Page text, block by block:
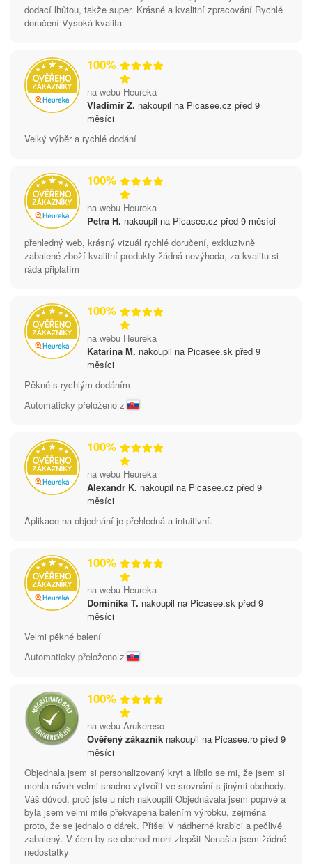
dodací lhůtou, takže super. Krásné a kvalitní zpracování Rychlé
doručení Vysoká kvalita
100%
na webu Heureka
Vladimír Z. nakoupil na Picasee.cz před 9
měsíci
Velký výběr a rychlé dodání
100%
na webu Heureka
Petra H. nakoupil na Picasee.cz před 9 měsíci
přehledný web, krásný vizuál rychlé doručení, exkluzivně
zabalené zboží kvalitní produkty žádná nevýhoda, za kvalitu si
ráda připlatím
100%
na webu Heureka
Katarina M. nakoupil na Picasee.sk před 9
měsíci
Pěkné s rychlým dodáním
Automaticky přeloženo z
100%
na webu Heureka
Alexandr K. nakoupil na Picasee.cz před 9
měsíci
Aplikace na objednání je přehledná a intuitivní.
100%
na webu Heureka
Dominika T. nakoupil na Picasee.sk před 9
měsíci
Velmi pěkné balení
Automaticky přeloženo z
100%
na webu Arukereso
Ověřený zákazník nakoupil na Picasee.ro před 9
měsíci
Objednala jsem si personalizovaný kryt a líbilo se mi, že jsem si
mohla návrh velmi snadno vytvořit ve srovnání s jinými obchody.
Váš důvod, proč jste u nich nakoupili Objednávala jsem poprvé a
byla jsem velmi mile překvapena balením výrobku, zejména
proto, že se jednalo o dárek. Přišel V nádherné krabici a pečlivě
zabalený. V čem by se obchod mohl zlepšit Nenašla jsem žádné
nedostatky